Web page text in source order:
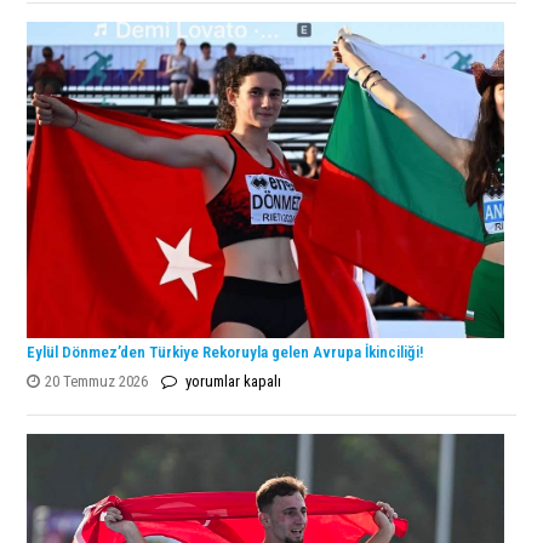
Şampiyonu
Lanlana
Tararudee!
için
Eylül Dönmez’den Türkiye Rekoruyla gelen Avrupa İkinciliği!
20 Temmuz 2026
Eylül
Türkiye
gelen
Avrupa
yorumlar kapalı